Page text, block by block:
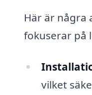
Här är några
fokuserar på
vilket